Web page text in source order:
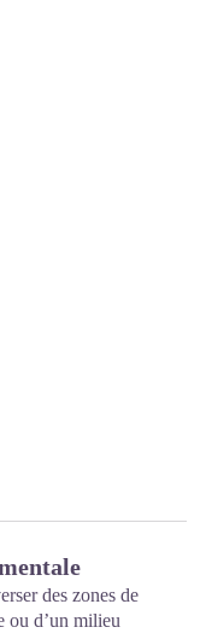
des zones de
ou d’un milieu